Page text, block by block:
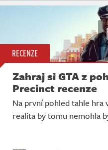
RECENZE
Zahraj si GTA z
Precinct recenze
Na první pohled tahle hra
realita by tomu nemohla